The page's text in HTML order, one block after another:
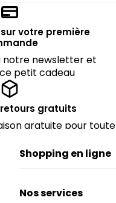
votre première
notre newsletter et
petit cadeau
gratuits
gratuite pour toute
Shopping en ligne
Nos services